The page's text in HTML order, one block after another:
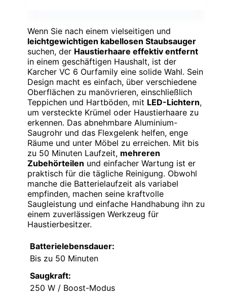
Wenn Sie nach einem vielseitigen und
leichtgewichtigen kabellosen Staubsauger
suchen, der Haustierhaare effektiv entfernt
in einem geschäftigen Haushalt, ist der
Karcher VC 6 Ourfamily eine solide Wahl. Sein
Design macht es einfach, über verschiedene
Oberflächen zu manövrieren, einschließlich
Teppichen und Hartböden, mit LED-Lichtern,
um versteckte Krümel oder Haustierhaare zu
erkennen. Das abnehmbare Aluminium-
Saugrohr und das Flexgelenk helfen, enge
Räume und unter Möbel zu erreichen. Mit bis
zu 50 Minuten Laufzeit, mehreren
Zubehörteilen und einfacher Wartung ist er
praktisch für die tägliche Reinigung. Obwohl
manche die Batterielaufzeit als variabel
empfinden, machen seine kraftvolle
Saugleistung und einfache Handhabung ihn zu
einem zuverlässigen Werkzeug für
Haustierbesitzer.
Batterielebensdauer:
Bis zu 50 Minuten
Saugkraft:
250 W / Boost-Modus